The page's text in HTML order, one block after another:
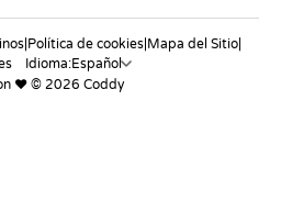
|Política de cookies|Mapa del Sitio|
Idioma:
❤️ © 2026 Coddy